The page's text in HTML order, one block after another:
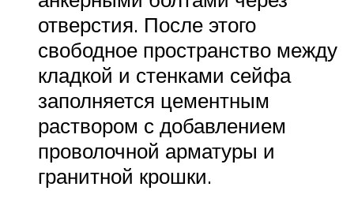
отверстия. После этого
свободное пространство между
кладкой и стенками сейфа
заполняется цементным
раствором с добавлением
проволочной арматуры и
гранитной крошки.